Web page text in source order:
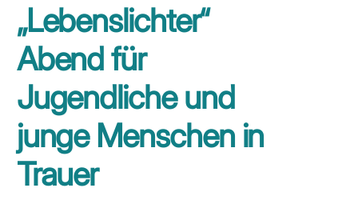
„Lebenslichter“
Abend für
Jugendliche und
junge Menschen in
Trauer